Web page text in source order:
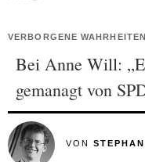
VERBORGENE WAHRHEITEN
Bei Anne Will:
gemanagt von
VON